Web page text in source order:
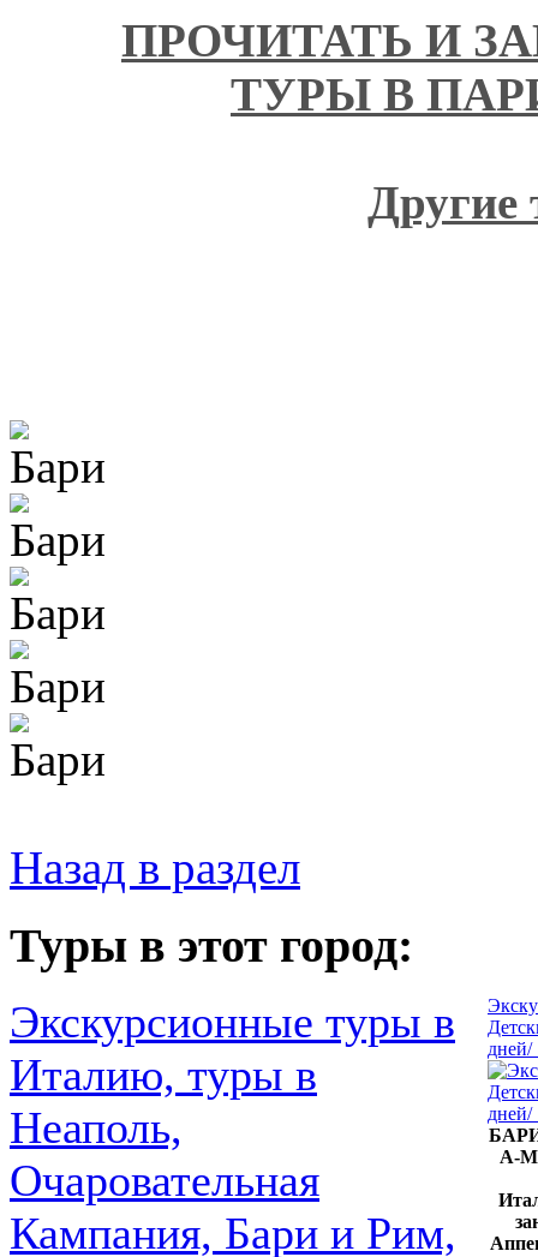
ПРОЧИТАТЬ И
ТУРЫ В
Назад в раздел
Туры в этот город:
Экскурсионные туры в
Италию, туры в
Неаполь,
Очаровательная
Кампания, Бари и Рим,
дней/
А-